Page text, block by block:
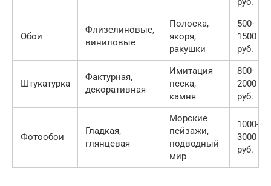
Обои
Флизелиновые,
виниловые
Полоска,
якоря,
ракушки
500-
1500
руб.
Штукатурка
Фактурная,
декоративная
Имитация
песка,
камня
800-
2000
руб.
Фотообои
Гладкая,
глянцевая
Морские
пейзажи,
подводный
мир
1000-
3000
руб.